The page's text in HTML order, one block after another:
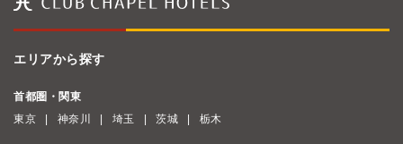
エリアから探す
首都圏・関東
東京
神奈川 埼玉 茨城 栃木